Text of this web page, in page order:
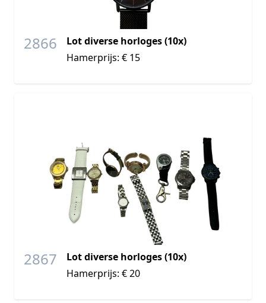
2866
Lot diverse horloges (10x)
Hamerprijs: € 15
2867
Lot diverse horloges (10x)
Hamerprijs: € 20